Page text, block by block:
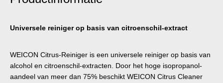
Universele reiniger op basis van citroenschil-extract
WEICON Citrus-Reiniger is een universele reiniger op basis van
alcohol en citroenschil-extracten. Door het hoge isopropanol-
aandeel van meer dan 75% beschikt WEICON Citrus Cleaner